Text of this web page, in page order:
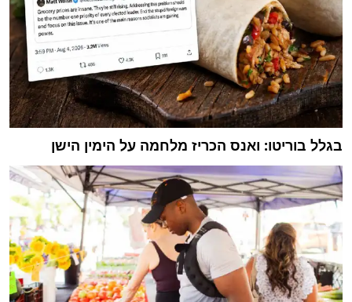
בגלל בוריטו: ואנס הכריז מלחמה על הימין הישן